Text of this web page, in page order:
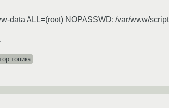
data ALL=(root) NOPASSWD: /var/www/
топика